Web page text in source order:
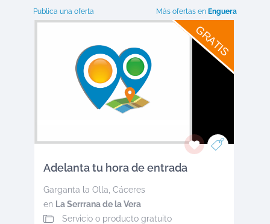
Publica una oferta Más ofertas en Enguera
GRATIS
Adelanta tu hora de entrada
Garganta la Olla Cáceres
en La Serrrana de la Vera
Servicio o producto gratuito